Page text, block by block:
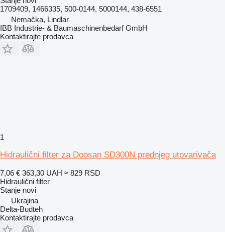
1709409, 1466335, 500-0144, 5000144, 438-6551
Nemačka, Lindlar
IBB Industrie- & Baumaschinenbedarf GmbH
Kontaktirajte prodavca
1
Hidraulični filter za Doosan SD300N prednjeg utovarivača
7,06 € 363,30 UAH ≈ 829 RSD
Hidraulični filter
Stanje novi
Ukrajina
Delta-Budteh
Kontaktirajte prodavca